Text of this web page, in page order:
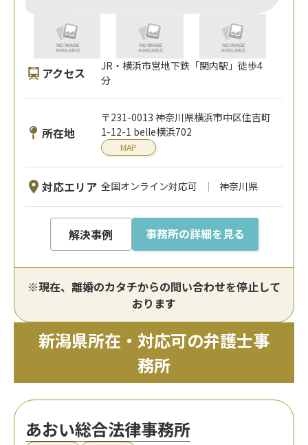
アクセス
JR・横浜市営地下鉄「関内駅」徒歩4
分
所在地
〒231-0013 神奈川県横浜市中区住吉町
1-12-1 belle横浜702
MAP
対応エリア 全国オンライン対応可 神奈川県
解決事例 事務所の詳細を見る
※現在、離婚のカタチからの問い合わせを停止して
おります
新潟県所在・対応可の弁護士事
務所
あおい総合法律事務所